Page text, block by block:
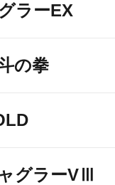
ラーEX
の拳
グラーVⅢ